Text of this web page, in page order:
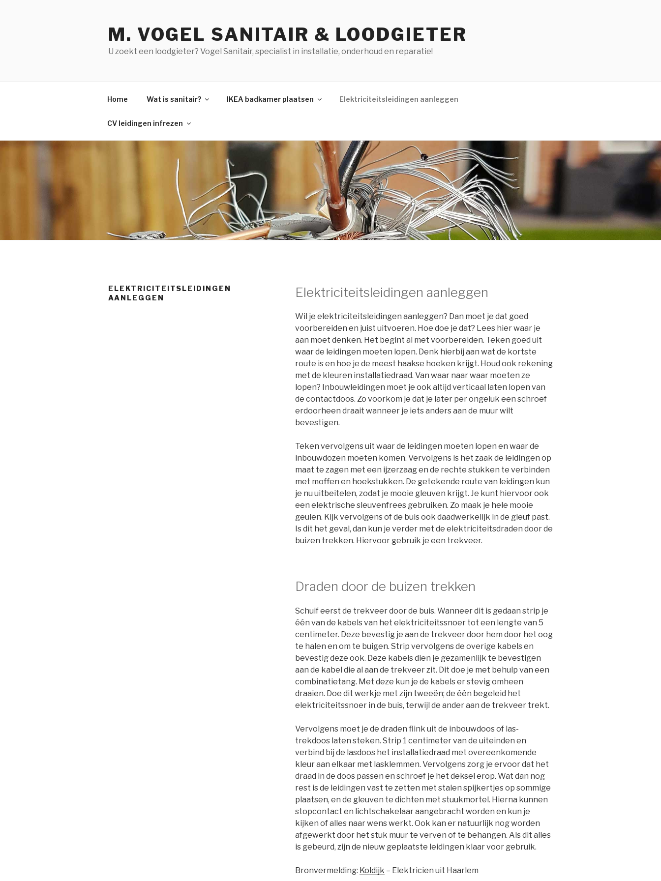
M. VOGEL SANITAIR & LOODGIETER
U zoekt een loodgieter? Vogel Sanitair, specialist in installatie, onderhoud en reparatie!
Home Wat is sanitair? IKEA badkamer plaatsen Elektriciteitsleidingen aanleggen
CV leidingen infrezen
ELEKTRICITEITSLEIDINGEN
AANLEGGEN
Elektriciteitsleidingen aanleggen
Wil je elektriciteitsleidingen aanleggen? Dan moet je dat goed
voorbereiden en juist uitvoeren. Hoe doe je dat? Lees hier waar je
aan moet denken. Het begint al met voorbereiden. Teken goed uit
waar de leidingen moeten lopen. Denk hierbij aan wat de kortste
route is en hoe je de meest haakse hoeken krijgt. Houd ook rekening
met de kleuren installatiedraad. Van waar naar waar moeten ze
lopen? Inbouwleidingen moet je ook altijd verticaal laten lopen van
de contactdoos. Zo voorkom je dat je later per ongeluk een schroef
erdoorheen draait wanneer je iets anders aan de muur wilt
bevestigen.
Teken vervolgens uit waar de leidingen moeten lopen en waar de
inbouwdozen moeten komen. Vervolgens is het zaak de leidingen op
maat te zagen met een ijzerzaag en de rechte stukken te verbinden
met moffen en hoekstukken. De getekende route van leidingen kun
je nu uitbeitelen, zodat je mooie gleuven krijgt. Je kunt hiervoor ook
een elektrische sleuvenfrees gebruiken. Zo maak je hele mooie
geulen. Kijk vervolgens of de buis ook daadwerkelijk in de gleuf past.
Is dit het geval, dan kun je verder met de elektriciteitsdraden door de
buizen trekken. Hiervoor gebruik je een trekveer.
Draden door de buizen trekken
Schuif eerst de trekveer door de buis. Wanneer dit is gedaan strip je
één van de kabels van het elektriciteitssnoer tot een lengte van 5
centimeter. Deze bevestig je aan de trekveer door hem door het oog
te halen en om te buigen. Strip vervolgens de overige kabels en
bevestig deze ook. Deze kabels dien je gezamenlijk te bevestigen
aan de kabel die al aan de trekveer zit. Dit doe je met behulp van een
combinatietang. Met deze kun je de kabels er stevig omheen
draaien. Doe dit werkje met zijn tweeën; de één begeleid het
elektriciteitssnoer in de buis, terwijl de ander aan de trekveer trekt.
Vervolgens moet je de draden flink uit de inbouwdoos of las-
trekdoos laten steken. Strip 1 centimeter van de uiteinden en
verbind bij de lasdoos het installatiedraad met overeenkomende
kleur aan elkaar met lasklemmen. Vervolgens zorg je ervoor dat het
draad in de doos passen en schroef je het deksel erop. Wat dan nog
rest is de leidingen vast te zetten met stalen spijkertjes op sommige
plaatsen, en de gleuven te dichten met stuukmortel. Hierna kunnen
stopcontact en lichtschakelaar aangebracht worden en kun je
kijken of alles naar wens werkt. Ook kan er natuurlijk nog worden
afgewerkt door het stuk muur te verven of te behangen. Als dit alles
is gebeurd, zijn de nieuw geplaatste leidingen klaar voor gebruik.
Bronvermelding: Koldijk – Elektricien uit Haarlem